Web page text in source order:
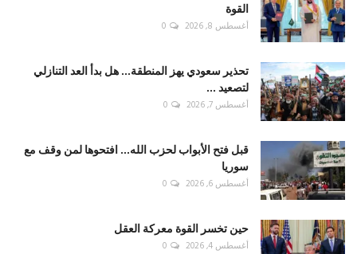
القوة
أغسطس 8, 2026 0
تحذير سعودي يهز المنطقة... هل بدأ العد التنازلي
لتصعيد ...
أغسطس 7, 2026 0
قبل فتح الأبواب لحزب الله... افتحوها لمن وقف مع
سوريا
أغسطس 6, 2026 0
حين تخسر القوة معركة العقل
أغسطس 4, 2026 0